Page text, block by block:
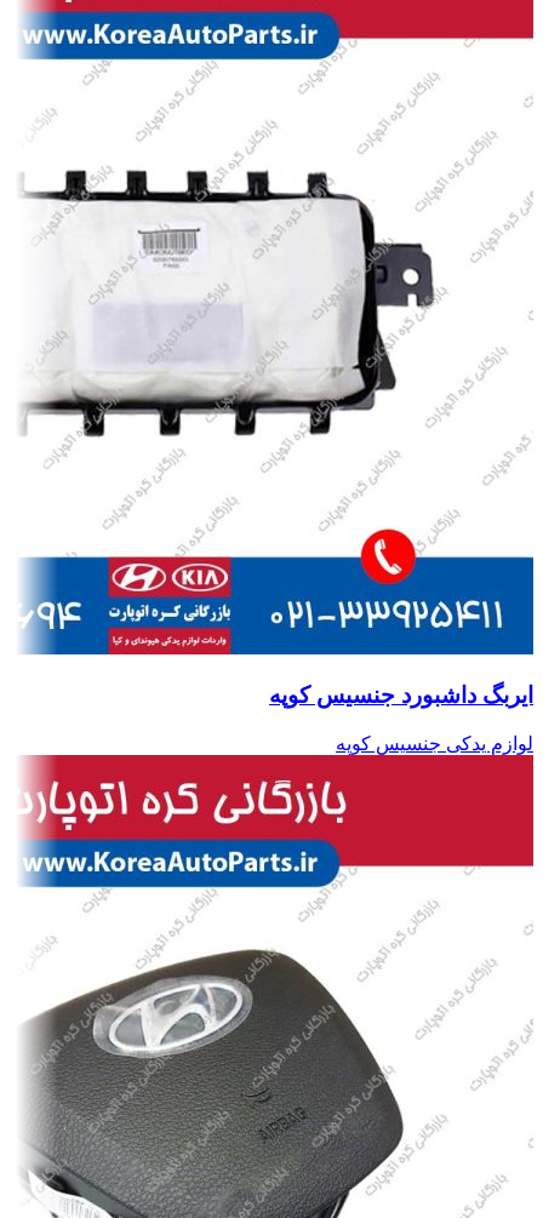
ایربگ داشبورد جنسیس کوپه
لوازم یدکی جنسیس کوپه